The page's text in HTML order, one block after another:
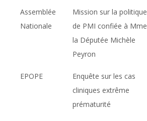
Assemblée
Nationale
Mission sur la politique
de PMI confiée à Mme
la Députée Michèle
Peyron
EPOPE
Enquête sur les cas
cliniques extrême
prématurité